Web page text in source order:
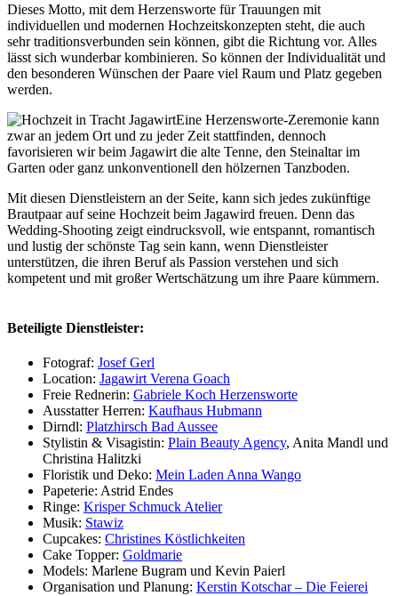
Dieses Motto, mit dem Herzensworte für Trauungen mit
individuellen und modernen Hochzeitskonzepten steht, die auch
sehr traditionsverbunden sein können, gibt die Richtung vor. Alles
lässt sich wunderbar kombinieren. So können der Individualität und
den besonderen Wünschen der Paare viel Raum und Platz gegeben
werden.
Eine Herzensworte-Zeremonie kann
zwar an jedem Ort und zu jeder Zeit stattfinden, dennoch
favorisieren wir beim Jagawirt die alte Tenne, den Steinaltar im
Garten oder ganz unkonventionell den hölzernen Tanzboden.
Mit diesen Dienstleistern an der Seite, kann sich jedes zukünftige
Brautpaar auf seine Hochzeit beim Jagawird freuen. Denn das
Wedding-Shooting zeigt eindrucksvoll, wie entspannt, romantisch
und lustig der schönste Tag sein kann, wenn Dienstleister
unterstützen, die ihren Beruf als Passion verstehen und sich
kompetent und mit großer Wertschätzung um ihre Paare kümmern.
Beteiligte Dienstleister:
Fotograf: Josef Gerl
Location: Jagawirt Verena Goach
Freie Rednerin: Gabriele Koch Herzensworte
Ausstatter Herren: Kaufhaus Hubmann
Dirndl: Platzhirsch Bad Aussee
Stylistin & Visagistin: Plain Beauty Agency, Anita Mandl und
Christina Halitzki
Floristik und Deko: Mein Laden Anna Wango
Papeterie: Astrid Endes
Ringe: Krisper Schmuck Atelier
Musik: Stawiz
Cupcakes: Christines Köstlichkeiten
Cake Topper: Goldmarie
Models: Marlene Bugram und Kevin Paierl
Organisation und Planung: Kerstin Kotschar – Die Feierei